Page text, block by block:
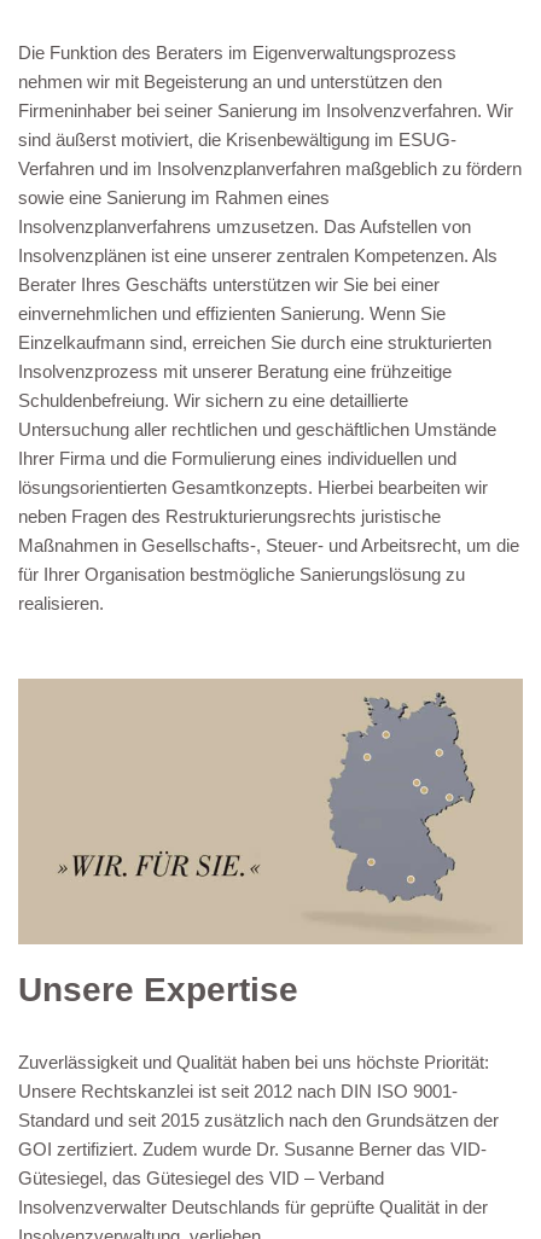
Die Funktion des Beraters im Eigenverwaltungsprozess
nehmen wir mit Begeisterung an und unterstützen den
Firmeninhaber bei seiner Sanierung im Insolvenzverfahren. Wir
sind äußerst motiviert, die Krisenbewältigung im ESUG-
Verfahren und im Insolvenzplanverfahren maßgeblich zu fördern
sowie eine Sanierung im Rahmen eines
Insolvenzplanverfahrens umzusetzen. Das Aufstellen von
Insolvenzplänen ist eine unserer zentralen Kompetenzen. Als
Berater Ihres Geschäfts unterstützen wir Sie bei einer
einvernehmlichen und effizienten Sanierung. Wenn Sie
Einzelkaufmann sind, erreichen Sie durch eine strukturierten
Insolvenzprozess mit unserer Beratung eine frühzeitige
Schuldenbefreiung. Wir sichern zu eine detaillierte
Untersuchung aller rechtlichen und geschäftlichen Umstände
Ihrer Firma und die Formulierung eines individuellen und
lösungsorientierten Gesamtkonzepts. Hierbei bearbeiten wir
neben Fragen des Restrukturierungsrechts juristische
Maßnahmen in Gesellschafts-, Steuer- und Arbeitsrecht, um die
für Ihrer Organisation bestmögliche Sanierungslösung zu
realisieren.
Unsere Expertise
Zuverlässigkeit und Qualität haben bei uns höchste Priorität:
Unsere Rechtskanzlei ist seit 2012 nach DIN ISO 9001-
Standard und seit 2015 zusätzlich nach den Grundsätzen der
GOI zertifiziert. Zudem wurde Dr. Susanne Berner das VID-
Gütesiegel, das Gütesiegel des VID – Verband
Insolvenzverwalter Deutschlands für geprüfte Qualität in der